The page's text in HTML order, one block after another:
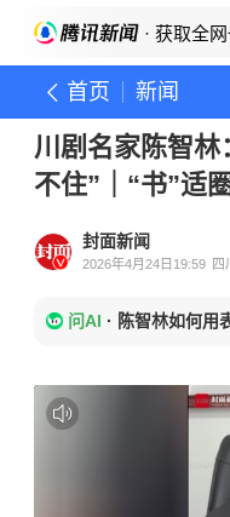
· 获取全
首页 新闻
川剧名家陈智林
不住”｜“书”适圈
封面新闻
2026年4月24日19:59 四
问AI · 陈智林如何用